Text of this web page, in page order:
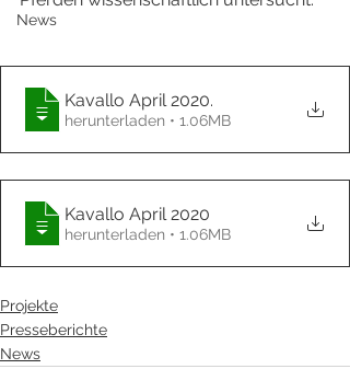
News
Kavallo April 2020.
herunterladen • 1.06MB
Kavallo April 2020
herunterladen • 1.06MB
Projekte
Presseberichte
News